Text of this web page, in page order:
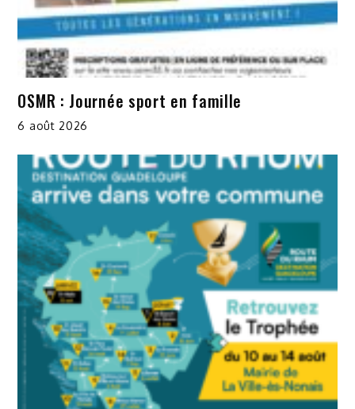
OSMR : Journée sport en famille
6 août 2026